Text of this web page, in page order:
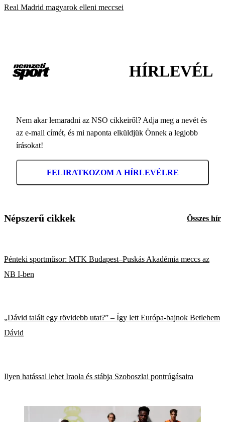
Real Madrid magyarok elleni meccsei
HÍRLEVÉL
Nem akar lemaradni az NSO cikkeiről? Adja meg a nevét és
az e-mail címét, és mi naponta elküldjük Önnek a legjobb
írásokat!
FELIRATKOZOM A HÍRLEVÉLRE
Népszerű cikkek Összes hír
Pénteki sportműsor: MTK Budapest–Puskás Akadémia meccs az
NB I-ben
„Dávid talált egy rövidebb utat?” – Így lett Európa-bajnok Betlehem
Dávid
Ilyen hatással lehet Iraola és stábja Szoboszlai pontrúgásaira